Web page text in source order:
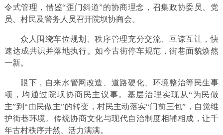
令式管理，借鉴“歪门斜道”的协商理念，召集政协委员、党
员、村民及警务人员召开院坝协商会。
众人围绕车位规划、秩序管理充分交流、互谅互让，快
速达成共识并落地执行。如今古街停车规范，街巷面貌焕然
一新。
眼下，自来水管网改造、道路硬化、环境整治等民生事
项，均通过院坝协商民主议事。基层治理实现从“为民做
主”到“由民做主”的转变，村民主动落实“门前三包”，自觉维
护街巷环境。传统协商文化与现代自治制度相辅相成，让千
年古村秩序井然、活力满满。